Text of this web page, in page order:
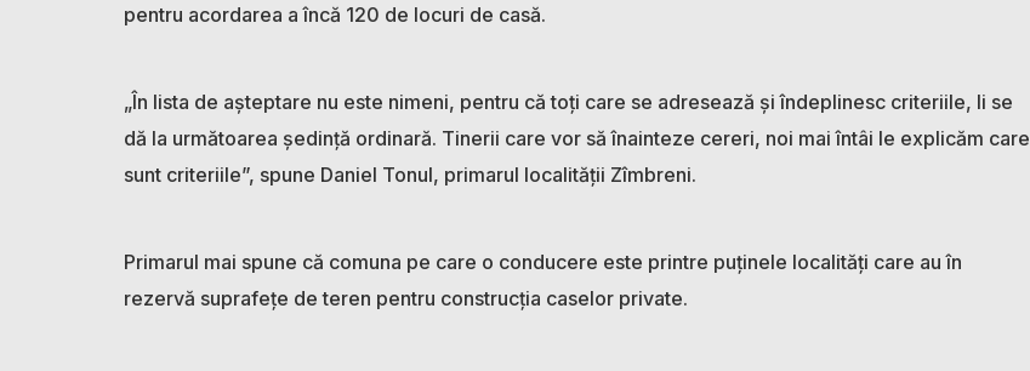
pentru acordarea a încă 120 de locuri de casă.
„În lista de așteptare nu este nimeni, pentru că toți care se adresează și îndeplinesc criteriile, li se
dă la următoarea ședință ordinară. Tinerii care vor să înainteze cereri, noi mai întâi le explicăm care
sunt criteriile”, spune Daniel Tonul, primarul localității Zîmbreni.
Primarul mai spune că comuna pe care o conducere este printre puținele localități care au în
rezervă suprafețe de teren pentru construcția caselor private.